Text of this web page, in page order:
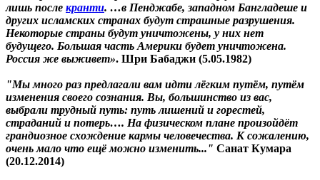
лишь после кранти. …в Пенджабе, западном Бангладеше и
других исламских странах будут страшные разрушения.
Некоторые страны будут уничтожены, у них нет
будущего. Большая часть Америки будет уничтожена.
Россия же выживет». Шри Бабаджи (5.05.1982)
"Мы много раз предлагали вам идти лёгким путём, путём
изменения своего сознания. Вы, большинство из вас,
выбрали трудный путь: путь лишений и горестей,
страданий и потерь…. На физическом плане произойдёт
грандиозное схождение кармы человечества. К сожалению,
очень мало что ещё можно изменить..." Санат Кумара
(20.12.2014)